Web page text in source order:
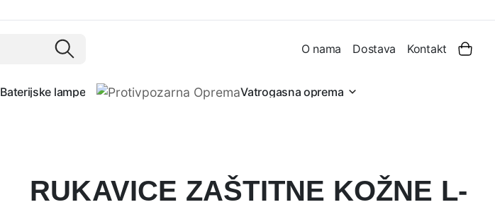
O nama Dostava Kontakt
Baterijske lampe Vatrogasna oprema
RUKAVICE ZAŠTITNE KOŽNE L-